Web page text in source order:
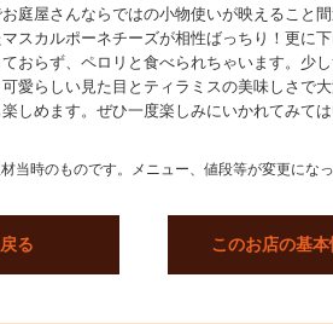
庭屋さんならではの小物使いが映えること
スカルポーネチーズが相性ばっちり！更に
おらず、ペロリと食べられちゃいます。少
愛らしい見た目とティラミスの美味しさで
しめます。ぜひ一度楽しみにいかれてみては
当時のものです。メニュー、値段等が変更にな
る このお店の基